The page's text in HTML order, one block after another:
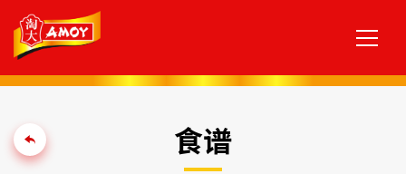
食谱